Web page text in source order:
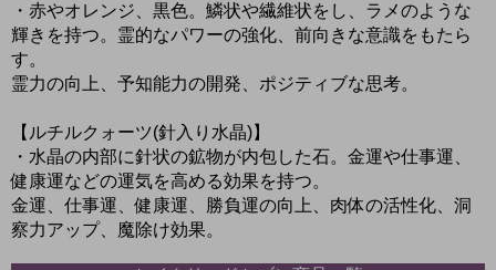
・赤やオレンジ、黒色。鱗状や繊維状をし、ラメのような
輝きを持つ。霊的なパワーの強化、前向きな意識をもたら
す。
霊力の向上、予知能力の開発、ポジティブな思考。
【ルチルクォーツ(針入り水晶)】
・水晶の内部に針状の鉱物が内包した石。金運や仕事運、
健康運などの運気を高める効果を持つ。
金運、仕事運、健康運、勝負運の向上、肉体の活性化、洞
察力アップ、魔除け効果。